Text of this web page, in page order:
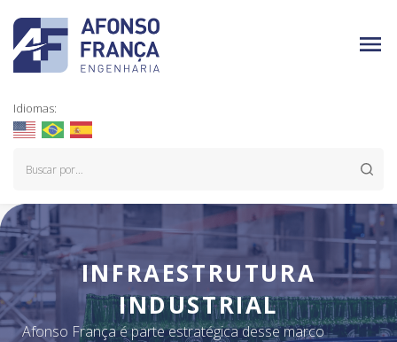
Idiomas:
INFRAESTRUTURA
INDUSTRIAL
Afonso França é parte estratégica desse marco